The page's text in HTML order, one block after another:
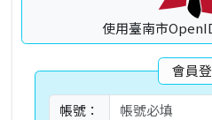
使用臺南市
會員
帳號：